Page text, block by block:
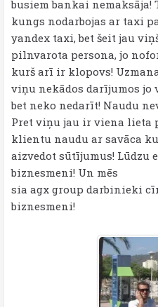
busiem bankai nemaksāja!
kungs nodarbojas ar taxi
yandex taxi, bet šeit jau
pilnvarota persona, jo
kurš arī ir klopovs!
viņu nekādos darījumos
bet neko nedarīt! Naudu
Pret viņu jau ir viena lieta
klientu naudu ar savāca
aizvedot sūtījumus! Lūdzu
biznesmeni! Un mēs
sia agx group darbinieki
biznesmeni!